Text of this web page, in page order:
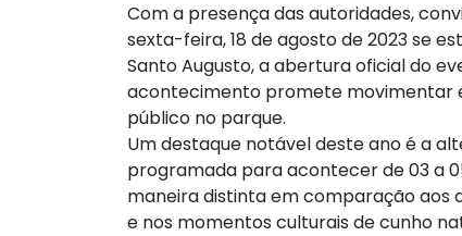
Com a presença das autoridades,
sexta-feira, 18 de agosto de 2023 se
Santo Augusto, a abertura oficial do
acontecimento promete movimentar
público no parque.
Um destaque notável deste ano é a
programada para acontecer de 03 a
maneira distinta em comparação aos
e nos momentos culturais de cunho